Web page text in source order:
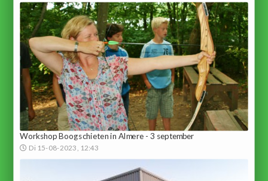
Workshop Boogschieten in Almere - 3 september
Di 15-08-2023, 12:43